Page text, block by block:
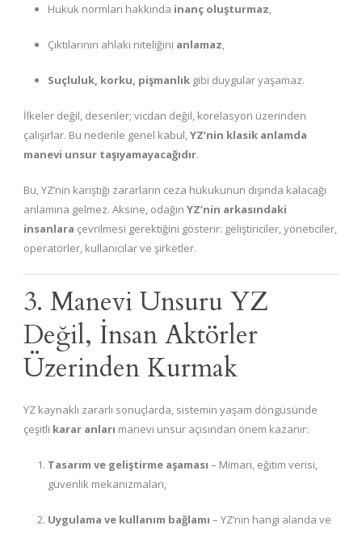
Hukuk normları hakkında inanç oluşturmaz,
Çıktılarının ahlaki niteliğini anlamaz,
Suçluluk, korku, pişmanlık gibi duygular yaşamaz.
İlkeler değil, desenler; vicdan değil, korelasyon üzerinden
çalışırlar. Bu nedenle genel kabul,YZ’nin klasik anlamda
manevi unsur taşıyamayacağıdır.
Bu, YZ’nin karıştığı zararların ceza hukukunun dışında kalacağı
anlamına gelmez. Aksine, odağın YZ’nin arkasındaki
insanlara çevrilmesi gerektiğini gösterir: geliştiriciler, yöneticiler,
operatörler, kullanıcılar ve şirketler.
3. Manevi Unsuru YZ
Değil, İnsan Aktörler
Üzerinden Kurmak
YZ kaynaklı zararlı sonuçlarda, sistemin yaşam döngüsünde
çeşitli karar anları manevi unsur açısından önem kazanır:
Tasarım ve geliştirme aşaması – Mimari, eğitim verisi,
güvenlik mekanizmaları,
Uygulama ve kullanım bağlamı – YZ’nin hangi alanda ve